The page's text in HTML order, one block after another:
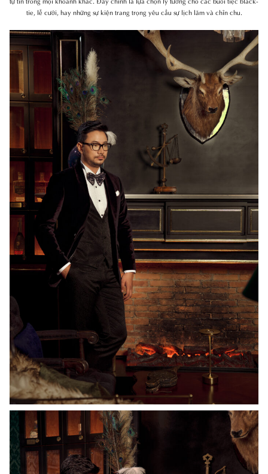
tie, lễ cưới, hay những sự kiện trang trọng yêu cầu sự lịch lãm và chỉn chu.